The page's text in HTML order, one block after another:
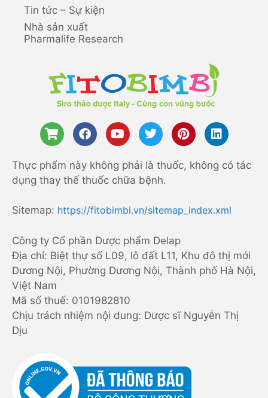
Tin tức – Sự kiện
Nhà sản xuất
Pharmalife Research
Thực phẩm này không phải là thuốc, không có tác
dụng thay thế thuốc chữa bệnh.
Sitemap: https://fitobimbi.vn/sitemap_index.xml
Công ty Cổ phần Dược phẩm Delap
Địa chỉ: Biệt thự số L09, lô đất L11, Khu đô thị mới
Dương Nội, Phường Dương Nội, Thành phố Hà Nội,
Việt Nam
Mã số thuế: 0101982810
Chịu trách nhiệm nội dung: Dược sĩ Nguyễn Thị
Dịu